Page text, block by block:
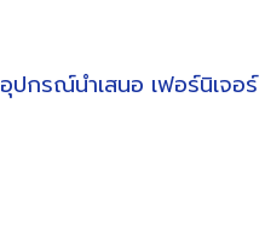
อุปกรณ์นำเสนอ เฟอร์นิเจอร์